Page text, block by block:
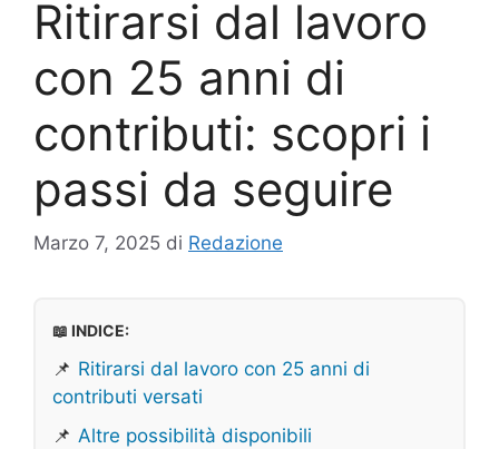
Ritirarsi dal lavoro
con 25 anni di
contributi: scopri i
passi da seguire
Marzo 7, 2025 di Redazione
📖 INDICE:
📌 Ritirarsi dal lavoro con 25 anni di
contributi versati
📌 Altre possibilità disponibili